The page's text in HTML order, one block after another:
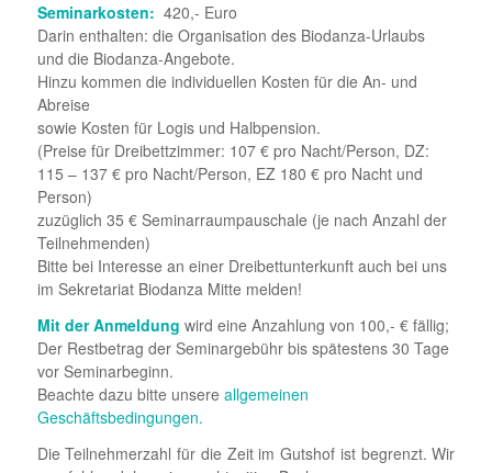
Seminarkosten: 420,- Euro
Darin enthalten: die Organisation des Biodanza-Urlaubs
und die Biodanza-Angebote.
Hinzu kommen die individuellen Kosten für die An- und
Abreise
sowie Kosten für Logis und Halbpension.
(Preise für Dreibettzimmer: 107 € pro Nacht/Person, DZ:
115 – 137 € pro Nacht/Person, EZ 180 € pro Nacht und
Person)
zuzüglich 35 € Seminarraumpauschale (je nach Anzahl der
Teilnehmenden)
Bitte bei Interesse an einer Dreibettunterkunft auch bei uns
im Sekretariat Biodanza Mitte melden!
Mit der Anmeldung wird eine Anzahlung von 100,- € fällig;
Der Restbetrag der Seminargebühr bis spätestens 30 Tage
vor Seminarbeginn.
Beachte dazu bitte unsere allgemeinen
Geschäftsbedingungen.
Die Teilnehmerzahl für die Zeit im Gutshof ist begrenzt. Wir